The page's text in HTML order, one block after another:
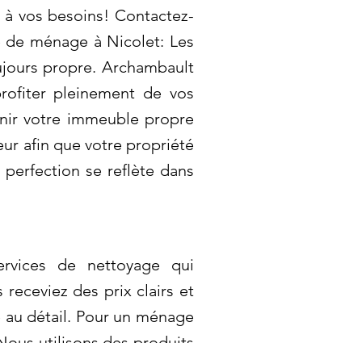
vos besoins! Contactez-
ménage à Nicolet: Les
propre. Archambault
pleinement de vos
votre immeuble propre
afin que votre propriété
se reflète dans
de nettoyage qui
receviez des prix clairs et
détail. Pour un ménage